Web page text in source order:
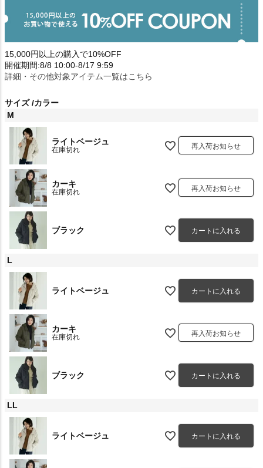
15,000円以上の購入で10%OFF
開催期間:8/8 10:00-8/17 9:59
詳細・その他対象アイテム一覧はこちら
サイズ カラー
M
ライトベージュ
在庫切れ 再入荷お知らせ
カーキ
在庫切れ 再入荷お知らせ
ブラック カートに入れる
L
ライトベージュ カートに入れる
カーキ
在庫切れ 再入荷お知らせ
ブラック カートに入れる
LL
ライトベージュ カートに入れる